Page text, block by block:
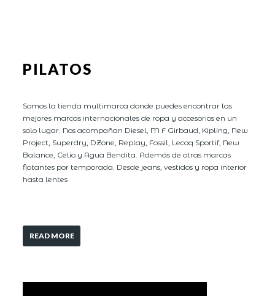
PILATOS
Somos la tienda multimarca donde puedes encontrar las
mejores marcas internacionales de ropa y accesorios en un
solo lugar. Nos acompañan Diesel, M F Girbaud, Kipling, New
Project, Superdry, DZone, Replay, Fossil, Lecoq Sportif, New
Balance, Celio y Agua Bendita. Además de otras marcas
flotantes por temporada. Desde jeans, vestidos y ropa interior
hasta lentes
READ MORE